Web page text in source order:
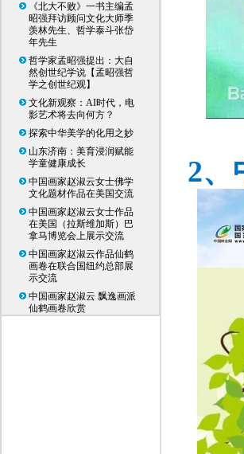
《北大不败》一书主编孟
昭强拜访顾问文化大师季
羡林先生、哲学泰斗张岱
年先生
哲学家孟昭强提出：大自
然创世纪学说【孟昭强哲
学之创世纪观】
文化新观察：AI时代，电
影艺术将去向何方？
探索中华美学的化用之妙
山东济南：美育浸润赋能
学童健康成长
中国画家赵淑云女士佛学
文化题材作品在美国交流
中国画家赵淑云女士作品
在美国（拉斯维加斯）巴
拿马博览会上展示交流
中国画家赵淑云作品仙鹤
画卷在联合国纽约总部展
示交流
中国画家赵淑云 飘逸画派
仙鹤画卷欣赏
2、